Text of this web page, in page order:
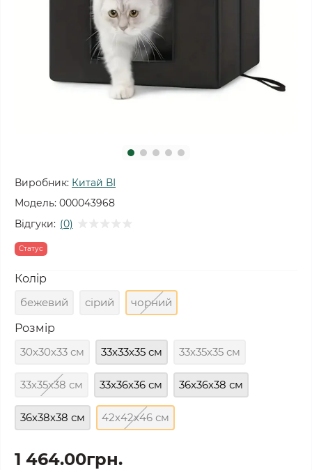
Виробник: Китай ВІ
Модель: 000043968
Відгуки: (0)
Статус
Колір
бежевий
сірий
чорний
Розмір
30х30х33 см
33х33х35 см 33х35х35 см
33х35х38 см 33х36х36 см 36х36х38 см
36х38х38 см 42х42х46 см
1 464.00грн.